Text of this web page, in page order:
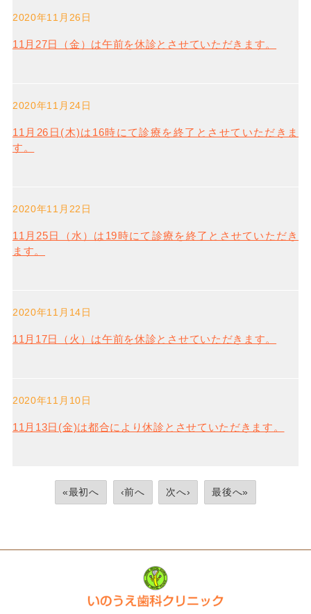
2020年11月26日
11月27日（金）は午前を休診とさせていただきます。
2020年11月24日
11月26日(木)は16時にて診療を終了とさせていただきま
す。
2020年11月22日
11月25日（水）は19時にて診療を終了とさせていただき
ます。
2020年11月14日
11月17日（火）は午前を休診とさせていただきます。
2020年11月10日
11月13日(金)は都合により休診とさせていただきます。
«最初へ ‹前へ 次へ› 最後へ»